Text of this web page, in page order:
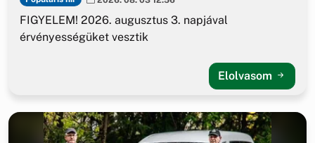
FIGYELEM! 2026. augusztus 3. napjával
érvényességüket vesztik
Elolvasom